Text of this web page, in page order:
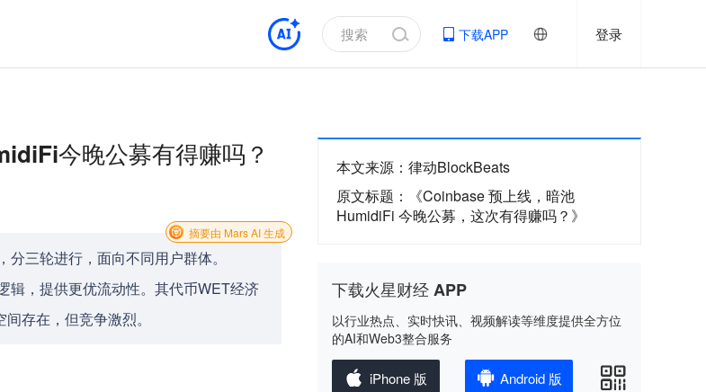
下载APP 登录
今晚公募有得赚吗？
三轮进行，面向不同用户群体。
辑，提供更优流动性。其代币WET经济
存在，但竞争激烈。
摘要由 Mars AI 生成
本文来源 ： 律动BlockBeats
原文标题 ：
《Coinbase 预上线，暗池
HumidiFi 今晚公募，这次有得赚吗？》
下载火星财经 APP
以行业热点、实时快讯、视频解读等维度提供全方位
的AI和Web3整合服务
iPhone 版 Android 版